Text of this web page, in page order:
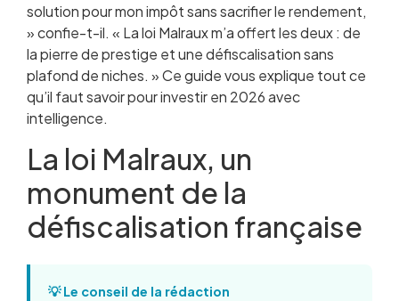
complémentaires ou concurrents ?
Quel profil d’investisseur pour la loi Malraux ?
Comment sélectionner un programme Malraux
de qualité ?
Simulation chiffrée : ce que Malraux rapporte
vraiment
Malraux
Questions fréquentes sur la loi Malraux 2026
solution pour mon impôt sans sacrifier le rendement,
» confie-t-il. « La loi Malraux m’a offert les deux : de
la pierre de prestige et une défiscalisation sans
plafond de niches. » Ce guide vous explique tout ce
qu’il faut savoir pour investir en 2026 avec
intelligence.
La loi Malraux, un
monument de la
défiscalisation française
💡 Le conseil de la rédaction